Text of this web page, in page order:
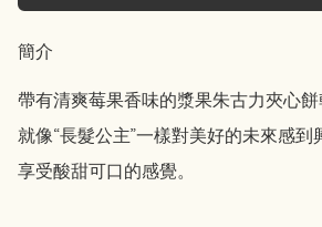
簡介
帶有清爽莓果香味的漿果朱古力夾心餅
就像“長髮公主”一樣對美好的未來感到
享受酸甜可口的感覺。